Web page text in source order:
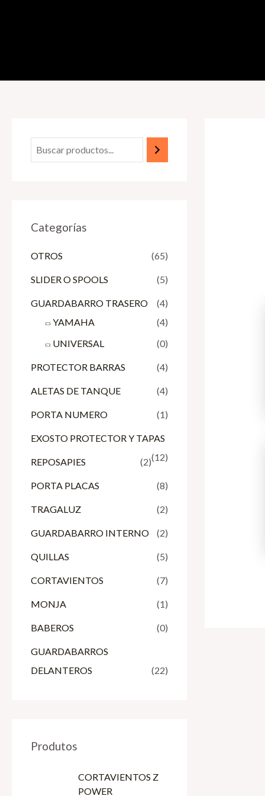
Categorías
OTROS (65)
SLIDER O SPOOLS (5)
GUARDABARRO TRASERO
(4)
YAMAHA
(4)
UNIVERSAL
(0)
PROTECTOR BARRAS (4)
ALETAS DE TANQUE (4)
PORTA NUMERO (1)
EXOSTO PROTECTOR Y TAPAS
(12)
REPOSAPIES (2)
PORTA PLACAS (8)
TRAGALUZ (2)
GUARDABARRO INTERNO (2)
QUILLAS (5)
CORTAVIENTOS (7)
MONJA (1)
BABEROS (0)
GUARDABARROS
DELANTEROS
(22)
Produtos
CORTAVIENTOS Z
POWER